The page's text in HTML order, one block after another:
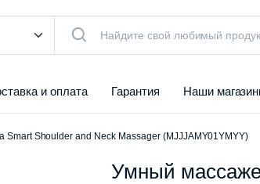
и оплата Гарантия Наши
Shoulder and Neck Massager (MJJJAMY01YMYY)
Умный